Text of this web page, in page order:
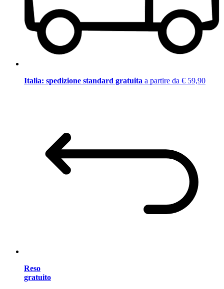
Italia: spedizione standard gratuita a partire da € 59,90
Reso
gratuito